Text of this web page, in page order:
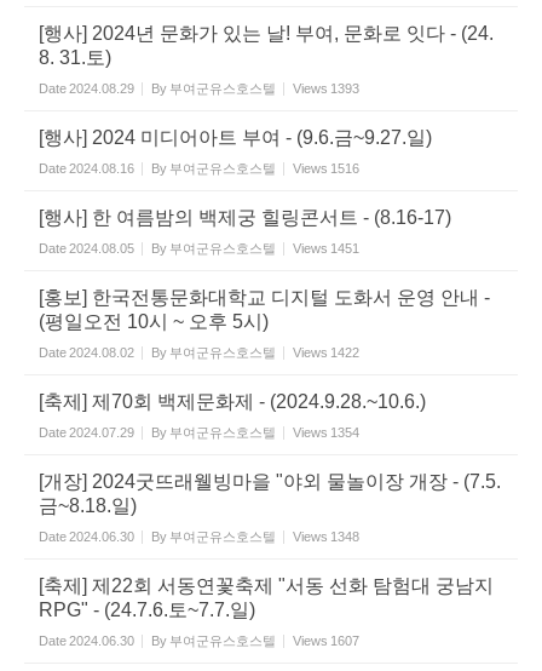
[행사] 2024년 문화가 있는 날! 부여, 문화로 잇다 - (24.
8. 31.토)
Date2024.08.29 By 부여군유스호스텔 Views 1393
[행사] 2024 미디어아트 부여 - (9.6.금~9.27.일)
Date2024.08.16 By 부여군유스호스텔 Views 1516
[행사] 한 여름밤의 백제궁 힐링콘서트 - (8.16-17)
Date2024.08.05 By 부여군유스호스텔 Views 1451
[홍보] 한국전통문화대학교 디지털 도화서 운영 안내 -
(평일오전 10시 ~ 오후 5시)
Date2024.08.02 By 부여군유스호스텔 Views 1422
[축제] 제70회 백제문화제 - (2024.9.28.~10.6.)
Date2024.07.29 By 부여군유스호스텔 Views 1354
[개장] 2024굿뜨래웰빙마을 "야외 물놀이장 개장 - (7.5.
금~8.18.일)
Date2024.06.30 By 부여군유스호스텔 Views 1348
[축제] 제22회 서동연꽃축제 "서동 선화 탐험대 궁남지
RPG" - (24.7.6.토~7.7.일)
Date2024.06.30 By 부여군유스호스텔 Views 1607